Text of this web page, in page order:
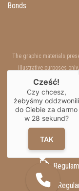
Bonds
The graphic materials
illustrative purposes
meaning of Art. 66 §1 of
interior and exterior
units may
Copyrights ©
GDPR /
Cześć!
Czy chcesz,
żebyśmy oddzwonili
do Ciebie za darmo
w 28 sekund?
TAK